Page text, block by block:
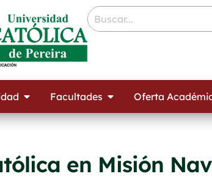
Open La Universidad
Facultades Open Facultades
Oferta
en Misión